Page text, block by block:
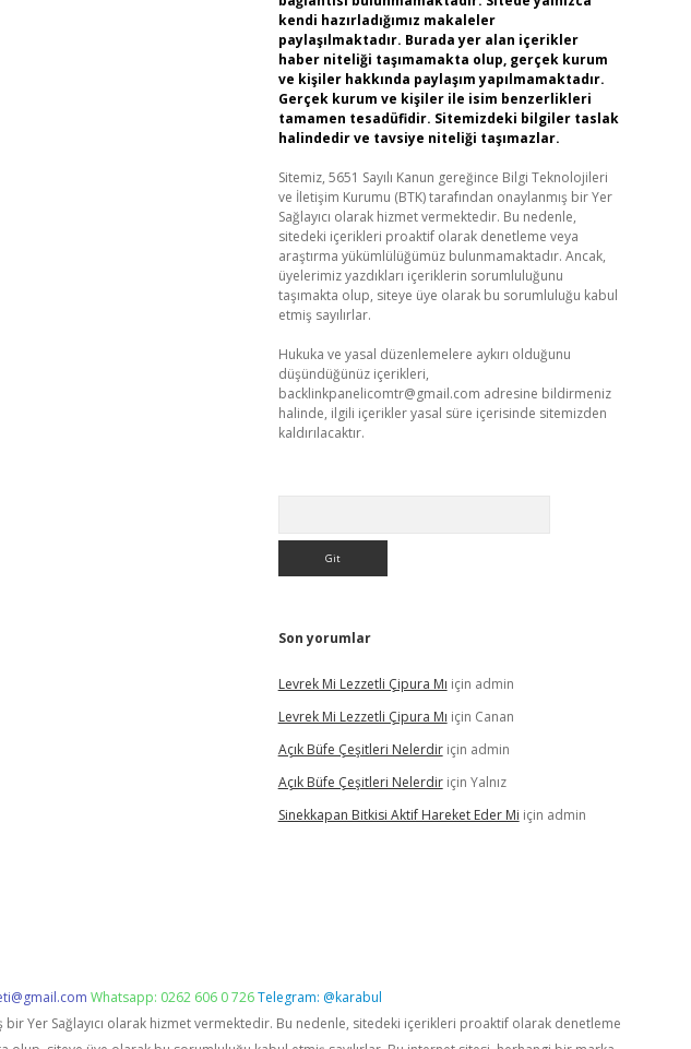
kendi hazırladığımız makaleler
paylaşılmaktadır. Burada yer alan içerikler
haber niteliği taşımamakta olup, gerçek kurum
ve kişiler hakkında paylaşım yapılmamaktadır.
Gerçek kurum ve kişiler ile isim benzerlikleri
tamamen tesadüfidir. Sitemizdeki bilgiler taslak
halindedir ve tavsiye niteliği taşımazlar.
Sitemiz, 5651 Sayılı Kanun gereğince Bilgi Teknolojileri
ve İletişim Kurumu (BTK) tarafından onaylanmış bir Yer
Sağlayıcı olarak hizmet vermektedir. Bu nedenle,
sitedeki içerikleri proaktif olarak denetleme veya
araştırma yükümlülüğümüz bulunmamaktadır. Ancak,
üyelerimiz yazdıkları içeriklerin sorumluluğunu
taşımakta olup, siteye üye olarak bu sorumluluğu kabul
etmiş sayılırlar.
Hukuka ve yasal düzenlemelere aykırı olduğunu
düşündüğünüz içerikleri,
backlinkpanelicomtr@gmail.com adresine bildirmeniz
halinde, ilgili içerikler yasal süre içerisinde sitemizden
kaldırılacaktır.
Son yorumlar
Levrek Mi Lezzetli Çipura Mı için admin
Levrek Mi Lezzetli Çipura Mı için Canan
Açık Büfe Çeşitleri Nelerdiriçin admin
Açık Büfe Çeşitleri Nelerdiriçin Yalnız
Sinekkapan Bitkisi Aktif Hareket Eder Mi için admin
Whatsapp: 0262 606 0 726Telegram: @karabul
bir Yer Sağlayıcı olarak hizmet vermektedir. Bu nedenle, sitedeki içerikleri proaktif olarak denetleme